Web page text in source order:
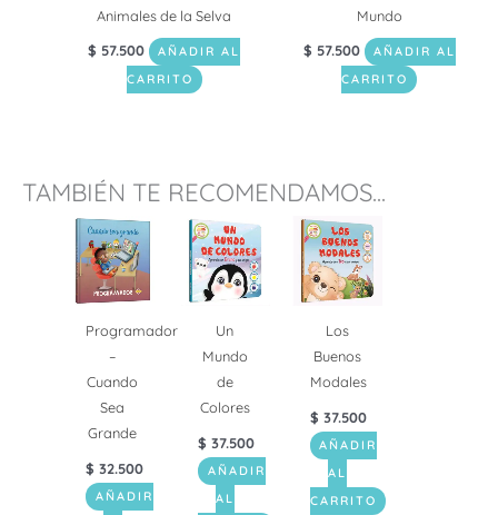
Animales de la Selva
$ 57.500
AÑADIR AL
CARRITO
Mundo
$ 57.500
AÑADIR AL
CARRITO
TAMBIÉN TE RECOMENDAMOS...
Programador
–
Cuando
Sea
Grande
$ 32.500
AÑADIR
Un
Mundo
de
Colores
$ 37.500
AÑADIR
AL
Los
Buenos
Modales
$ 37.500
AÑADIR
AL
CARRITO